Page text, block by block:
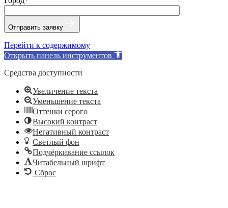
Отправить заявку
Перейти к содержимому
Открыть панель инструментов
Средства доступности
Увеличение текста
Уменьшение текста
Оттенки серого
Высокий контраст
Негативный контраст
Светлый фон
Подчёркивание ссылок
Читабельный шрифт
Сброс